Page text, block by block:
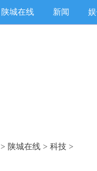
陕城在线 新闻
> 陕城在线 > 科技 >